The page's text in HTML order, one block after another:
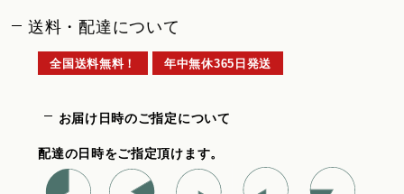
送料・配達について
全国送料無料！ 年中無休365日発送
お届け日時のご指定について
配達の日時をご指定頂けます。